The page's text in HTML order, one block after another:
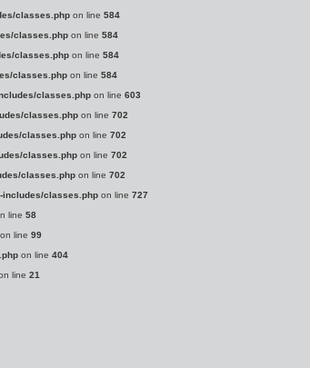
classes.php on line 584
classes.php on line 584
classes.php on line 584
classes.php on line 584
classes.phpon line 603
classes.phpon line 702
classes.phpon line 702
classes.phpon line 702
classes.phpon line 702
includes/classes.php on line 727
line 58
line 99
on line 404
line 21